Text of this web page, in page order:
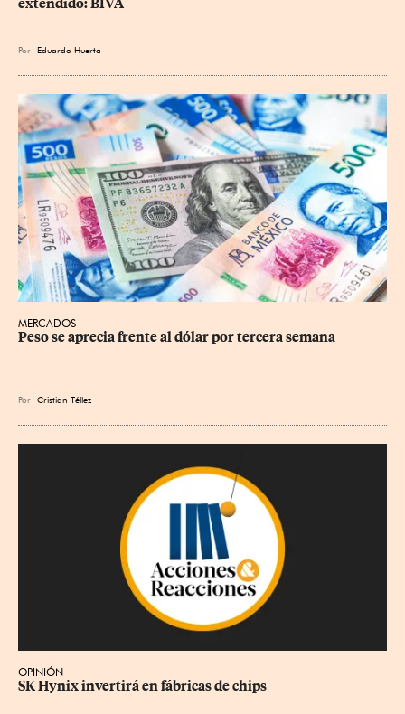
extendido: BIVA
Por Eduardo Huerta
MERCADOS
Peso se aprecia frente al dólar por tercera semana
Por Cristian Téllez
OPINIÓN
SK Hynix invertirá en fábricas de chips